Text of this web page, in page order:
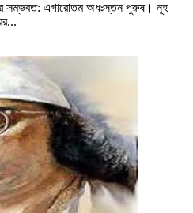
সম্ভবত: এগারোতম অধঃস্তন পুরুষ। নূহ